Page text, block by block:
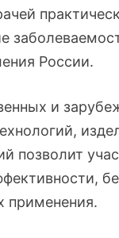
России.
и
позволит
применения.